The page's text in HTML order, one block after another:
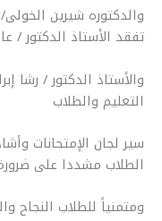
والدكتوره شيرين
تفقد الأستاذ الدكتور
والأستاذ الدكتور /
التعليم والطلاب
سير لجان الإمتحانات
الطلاب مشددا على ضرورة
ومتمنياً للطلاب النجاح